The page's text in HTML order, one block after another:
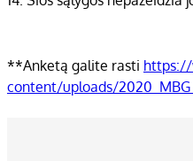
**Anketą galite rasti
content/uploads/